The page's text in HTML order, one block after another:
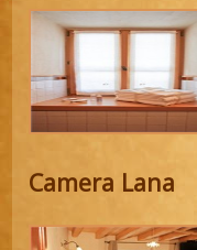
Camera Lana